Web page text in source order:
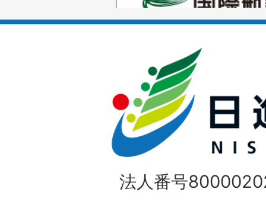
ラ
枚
ス
ラ
イ
ド
1
枚
目
の
法人番号